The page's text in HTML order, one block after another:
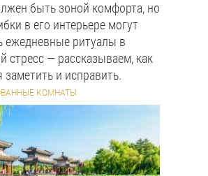
быть зоной комфорта, но
в его интерьере могут
ежедневные ритуалы в
стресс — рассказываем, как
заметить и исправить.
КОМНАТЫ